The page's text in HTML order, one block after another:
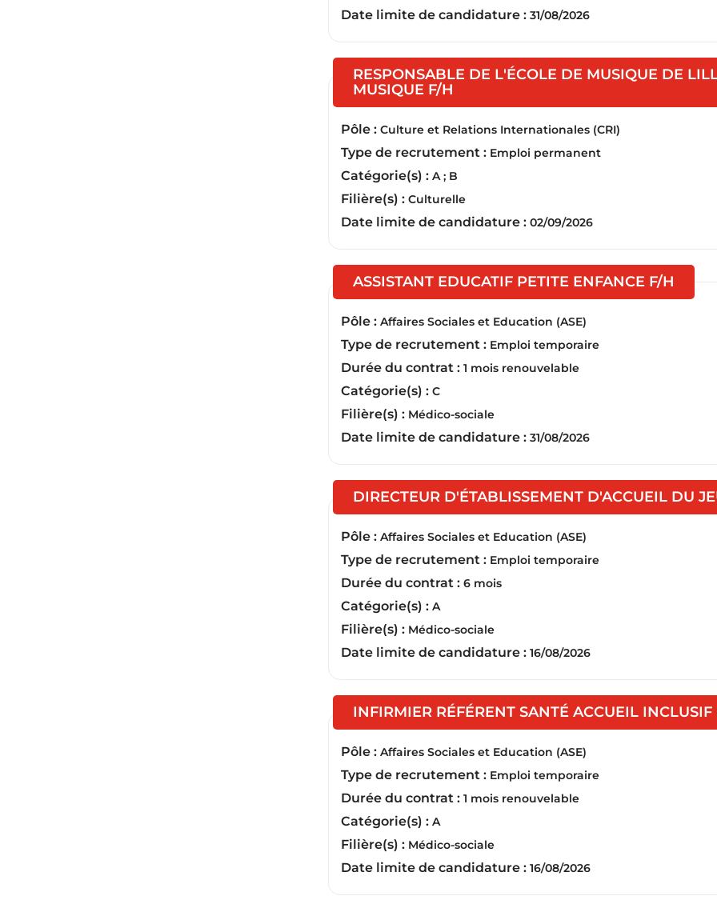
Date limite de candidature : 31/08/2026
RESPONSABLE DE L'ÉCOLE DE MUSIQUE DE
MUSIQUE F/H
Pôle : Culture et Relations Internationales (CRI)
Type de recrutement : Emploi permanent
Catégorie(s) : A ; B
Filière(s) : Culturelle
Date limite de candidature : 02/09/2026
ASSISTANT EDUCATIF PETITE ENFANCE F/H
Pôle : Affaires Sociales et Education (ASE)
Type de recrutement : Emploi temporaire
Durée du contrat : 1 mois renouvelable
Catégorie(s) : C
Filière(s) : Médico-sociale
Date limite de candidature : 31/08/2026
DIRECTEUR D'ÉTABLISSEMENT D'ACCUEIL DU
Pôle : Affaires Sociales et Education (ASE)
Type de recrutement : Emploi temporaire
Durée du contrat : 6 mois
Catégorie(s) : A
Filière(s) : Médico-sociale
Date limite de candidature : 16/08/2026
INFIRMIER RÉFÉRENT SANTÉ ACCUEIL
Pôle : Affaires Sociales et Education (ASE)
Type de recrutement : Emploi temporaire
Durée du contrat : 1 mois renouvelable
Catégorie(s) : A
Filière(s) : Médico-sociale
Date limite de candidature : 16/08/2026